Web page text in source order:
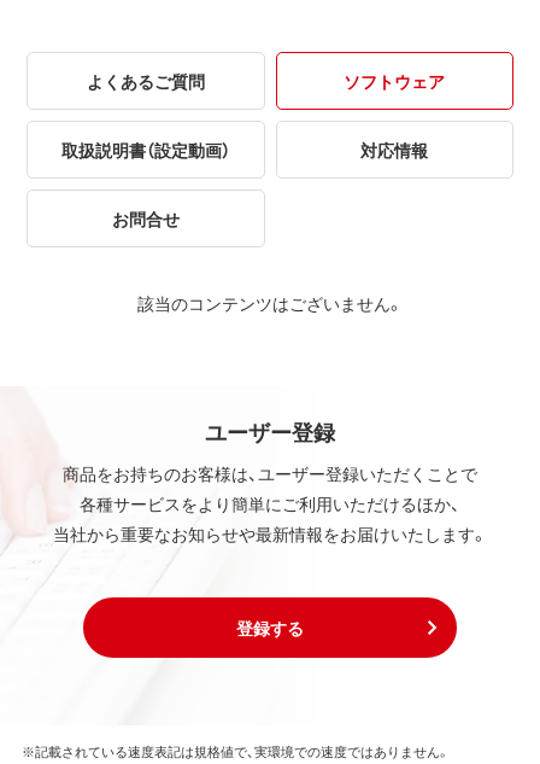
よくあるご質問 ソフトウェア
取扱説明書（設定動画） 対応情報
お問合せ
該当のコンテンツはございません。
ユーザー登録
商品をお持ちのお客様は、ユーザー登録いただくことで
各種サービスをより簡単にご利用いただけるほか、
当社から重要なお知らせや最新情報をお届けいたします。
登録する
※記載されている速度表記は規格値で、実環境での速度ではありません。